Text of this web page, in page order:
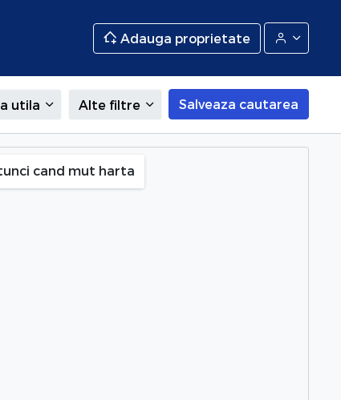
Adauga proprietate
utila Alte filtre Salveaza cautarea
cand mut harta